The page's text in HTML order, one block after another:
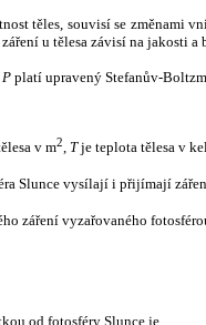
těles, souvisí se změnami
u tělesa závisí na jakosti
P platí upravený Stefanův-
v m2, Tje teplota tělesa v
Slunce vysílají i přijímají
záření vyzařovaného
od fotosféry Slunce je